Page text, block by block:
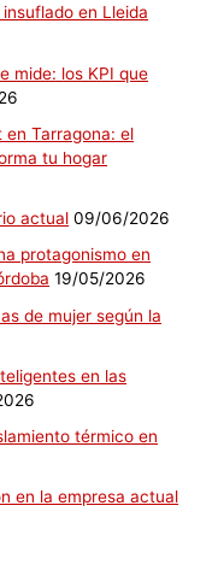
en Lleida
mide: los KPI que
en Tarragona: el
tu hogar
actual 09/06/2026
protagonismo en
19/05/2026
de mujer según la
en las
térmico en
en la empresa actual